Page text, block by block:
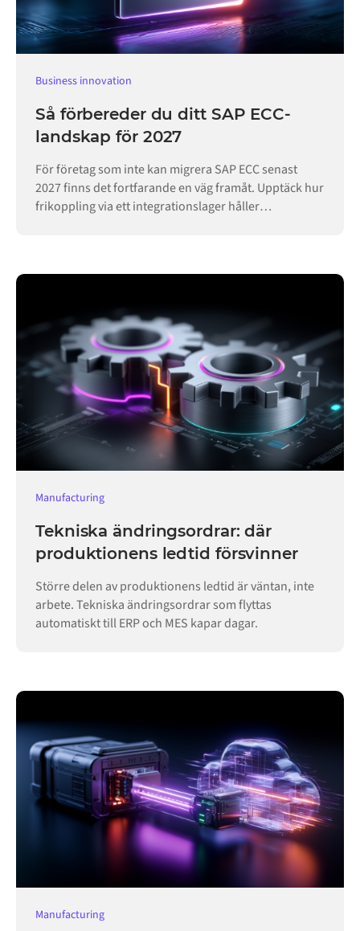
Business innovation
Så förbereder du ditt SAP ECC-
landskap för 2027
För företag som inte kan migrera SAP ECC senast
2027 finns det fortfarande en väg framåt. Upptäck hur
frikoppling via ett integrationslager håller
Manufacturing
Tekniska ändringsordrar: där
produktionens ledtid försvinner
Större delen av produktionens ledtid är väntan, inte
arbete. Tekniska ändringsordrar som flyttas
automatiskt till ERP och MES kapar dagar.
Manufacturing